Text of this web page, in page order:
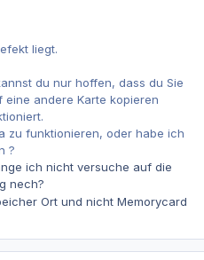
liegt.
du nur hoffen, dass du Sie
eine andere Karte kopieren
zu funktionieren, oder habe ich
?
ich nicht versuche auf die
nech?
Ort und nicht Memorycard